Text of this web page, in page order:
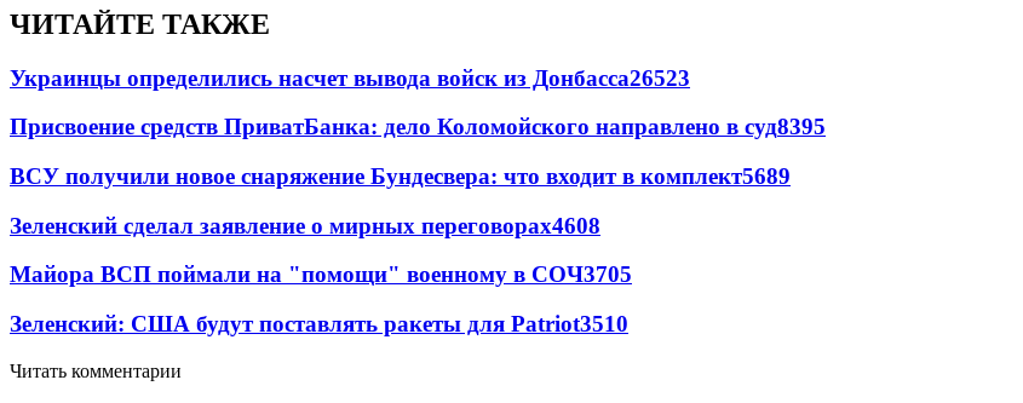
ЧИТАЙТЕ ТАКЖЕ
Украинцы определились насчет вывода войск из Донбасса26523
Присвоение средств ПриватБанка: дело Коломойского направлено в суд8395
ВСУ получили новое снаряжение Бундесвера: что входит в комплект5689
Зеленский сделал заявление о мирных переговорах4608
Майора ВСП поймали на "помощи" военному в СОЧ3705
Зеленский: США будут поставлять ракеты для Patriot3510
Читать комментарии